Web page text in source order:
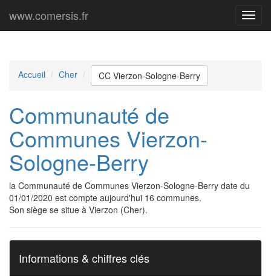
Menu
www.comersis.fr
Accueil Cher CC Vierzon-Sologne-Berry
Communauté de
Communes Vierzon-
Sologne-Berry
la Communauté de Communes Vierzon-Sologne-Berry date du
01/01/2020 est compte aujourd'hui 16 communes.
Son siège se situe à Vierzon (Cher).
Informations & chiffres clés